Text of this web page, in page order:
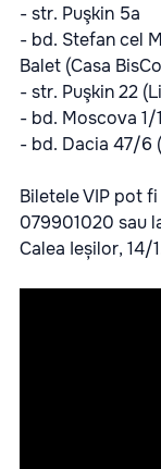
- str. Puşkin 5a
- bd. Stefan cel
Balet (Casa
- str. Puşkin 22
- bd. Moscova 1/
- bd. Dacia 47/6
Biletele VIP pot
079901020 sau
Calea Ieșilor, 14/